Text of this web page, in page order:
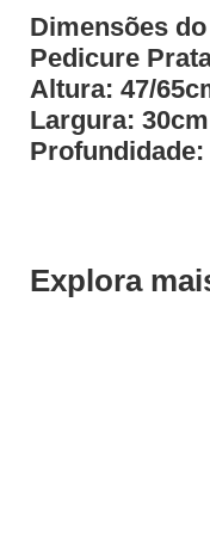
Dimensões
Pedicure
Altura: 47/
Largura: 30cm
Profundidade:
Explora